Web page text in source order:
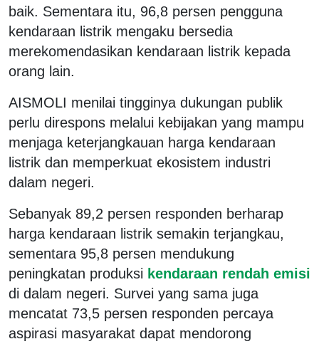
baik. Sementara itu, 96,8 persen pengguna
kendaraan listrik mengaku bersedia
merekomendasikan kendaraan listrik kepada
orang lain.
AISMOLI menilai tingginya dukungan publik
perlu direspons melalui kebijakan yang mampu
menjaga keterjangkauan harga kendaraan
listrik dan memperkuat ekosistem industri
dalam negeri.
Sebanyak 89,2 persen responden berharap
harga kendaraan listrik semakin terjangkau,
sementara 95,8 persen mendukung
peningkatan produksi kendaraan rendah emisi
di dalam negeri. Survei yang sama juga
mencatat 73,5 persen responden percaya
aspirasi masyarakat dapat mendorong